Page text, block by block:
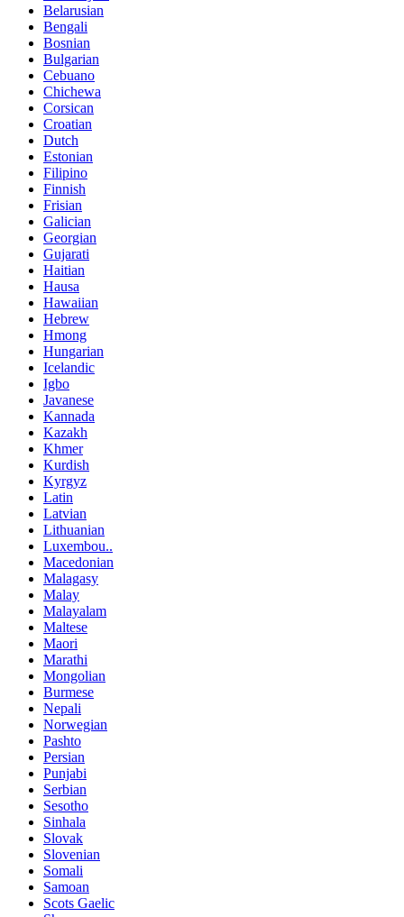
Belarusian
Bengali
Bosnian
Bulgarian
Cebuano
Chichewa
Corsican
Croatian
Dutch
Estonian
Filipino
Finnish
Frisian
Galician
Georgian
Gujarati
Haitian
Hausa
Hawaiian
Hebrew
Hmong
Hungarian
Icelandic
Igbo
Javanese
Kannada
Kazakh
Khmer
Kurdish
Kyrgyz
Latin
Latvian
Lithuanian
Luxembou..
Macedonian
Malagasy
Malay
Malayalam
Maltese
Maori
Marathi
Mongolian
Burmese
Nepali
Norwegian
Pashto
Persian
Punjabi
Serbian
Sesotho
Sinhala
Slovak
Slovenian
Somali
Samoan
Scots Gaelic